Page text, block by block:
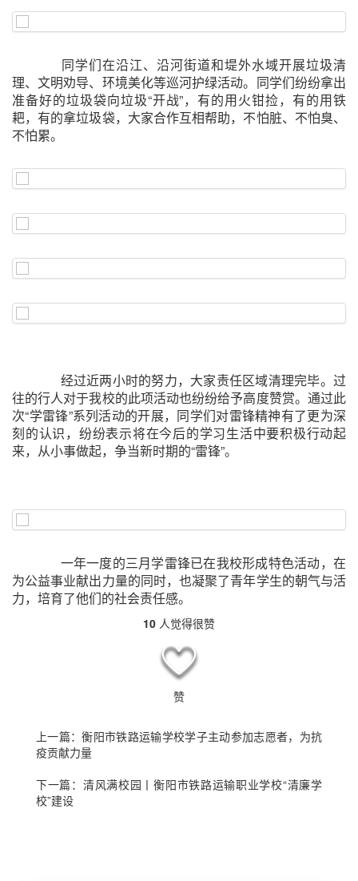
同学们在沿江、沿河街道和堤外水域开展垃圾清
理、文明劝导、环境美化等巡河护绿活动。同学们纷纷拿出
准备好的垃圾袋向垃圾“开战”，有的用火钳捡，有的用铁
耙，有的拿垃圾袋，大家合作互相帮助，不怕脏、不怕臭、
不怕累。
经过近两小时的努力，大家责任区域清理完毕。过
往的行人对于我校的此项活动也纷纷给予高度赞赏。通过此
次“学雷锋”系列活动的开展，同学们对雷锋精神有了更为深
刻的认识，纷纷表示将在今后的学习生活中要积极行动起
来，从小事做起，争当新时期的“雷锋”。
一年一度的三月学雷锋已在我校形成特色活动，在
为公益事业献出力量的同时，也凝聚了青年学生的朝气与活
力，培育了他们的社会责任感。
10 人觉得很赞
赞
上一篇：衡阳市铁路运输学校学子主动参加志愿者，为抗
疫贡献力量
下一篇： 清风满校园丨衡阳市铁路运输职业学校“清廉学
校”建设